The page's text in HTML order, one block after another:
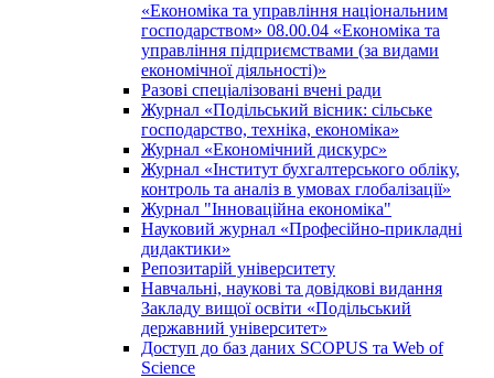
«Економіка та управління національним
господарством» 08.00.04 «Економіка та
управління підприємствами (за видами
економічної діяльності)»
Разові спеціалізовані вчені ради
Журнал «Подільський вісник: сільське
господарство, техніка, економіка»
Журнал «Економічний дискурс»
Журнал «Інститут бухгалтерського обліку,
контроль та аналіз в умовах глобалізації»
Журнал "Інноваційна економіка"
Науковий журнал «Професійно-прикладні
дидактики»
Репозитарій університету
Навчальні, наукові та довідкові видання
Закладу вищої освіти «Подільський
державний університет»
Доступ до баз даних SCOPUS та Web of
Science